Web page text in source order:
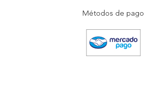
Métodos de pago